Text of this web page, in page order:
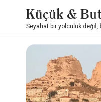
Küçük &
Seyahat bir yolculuk değil,